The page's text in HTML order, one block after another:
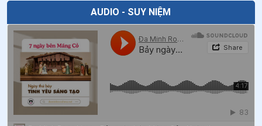
AUDIO - SUY NIỆM